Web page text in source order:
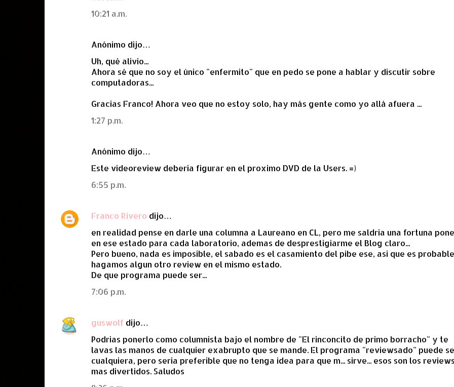
10:21 a.m.
Anónimo dijo…
Uh, qué alivio...
Ahora sé que no soy el único "enfermito" que en pedo se pone a hablar y discutir sobre
computadoras...
Gracias Franco! Ahora veo que no estoy solo, hay más gente como yo allá afuera ...
1:27 p.m.
Anónimo dijo…
Este videoreview deberia figurar en el proximo DVD de la Users. =)
6:55 p.m.
Franco Rivero dijo…
en realidad pense en darle una columna a Laureano en CL, pero me saldria una fortuna
en ese estado para cada laboratorio, ademas de desprestigiarme el Blog claro...
Pero bueno, nada es imposible, el sabado es el casamiento del pibe ese, asi que es
hagamos algun otro review en el mismo estado.
De que programa puede ser...
7:06 p.m.
guswolf dijo…
Podrias ponerlo como columnista bajo el nombre de "El rinconcito de primo borracho" y te
lavas las manos de cualquier exabrupto que se mande. El programa "reviewsado" puede
cualquiera, pero seria preferible que no tenga idea para que m... sirve... esos son los reviews
mas divertidos. Saludos